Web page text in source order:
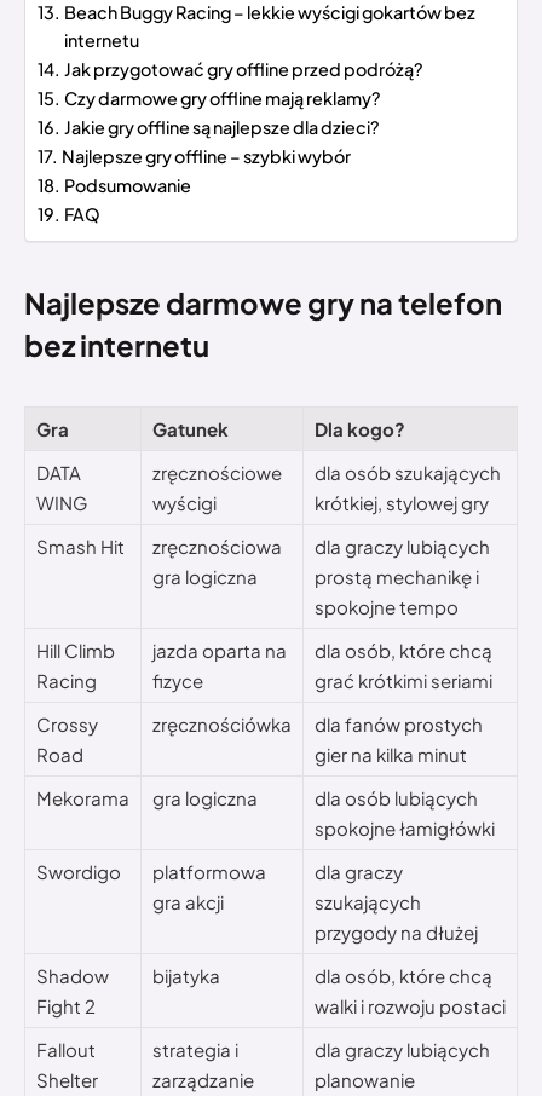
Beach Buggy Racing – lekkie wyścigi gokartów bez
internetu
Jak przygotować gry offline przed podróżą?
Czy darmowe gry offline mają reklamy?
Jakie gry offline są najlepsze dla dzieci?
Najlepsze gry offline – szybki wybór
Podsumowanie
FAQ
Najlepsze darmowe gry na telefon
bez internetu
Gra Gatunek
Dla kogo?
DATA
WING
zręcznościowe
wyścigi
dla osób szukających
krótkiej, stylowej gry
Smash Hit
zręcznościowa
gra logiczna
dla graczy lubiących
prostą mechanikę i
spokojne tempo
Hill Climb
Racing
jazda oparta na
fizyce
dla osób, które chcą
grać krótkimi seriami
Crossy
Road
zręcznościówka
dla fanów prostych
gier na kilka minut
Mekorama
gra logiczna
dla osób lubiących
spokojne łamigłówki
Swordigo
platformowa
gra akcji
dla graczy
szukających
przygody na dłużej
Shadow
Fight 2
bijatyka
dla osób, które chcą
walki i rozwoju postaci
Fallout
Shelter
strategia i
zarządzanie
dla graczy lubiących
planowanie